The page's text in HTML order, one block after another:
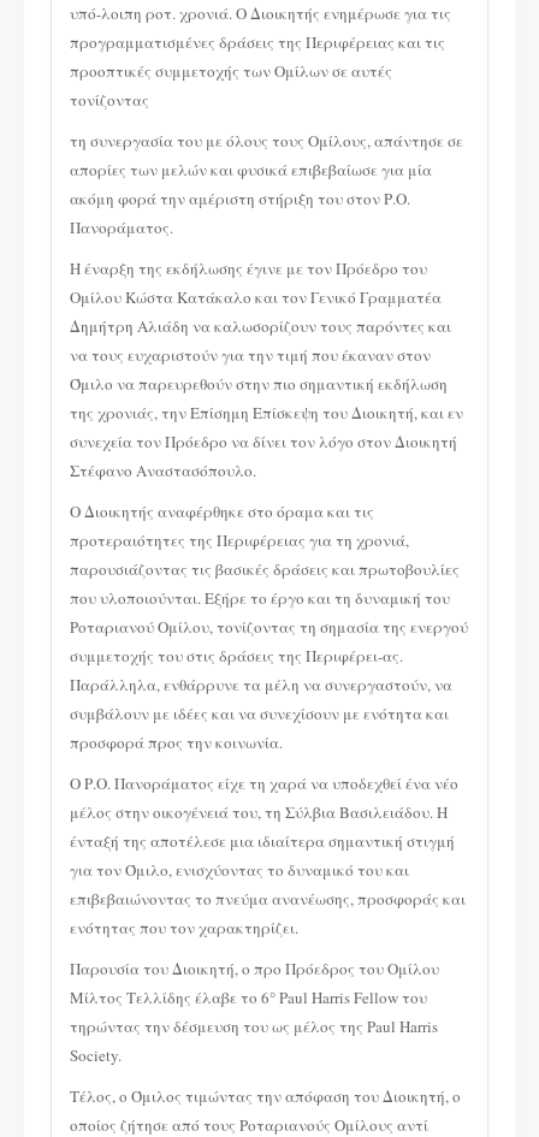
υπό-λοιπη ροτ. χρονιά. Ο Διοικητής ενημέρωσε για τις
προγραμματισμένες δράσεις της Περιφέρειας και τις
προοπτικές συμμετοχής των Ομίλων σε αυτές
τονίζοντας
τη συνεργασία του με όλους τους Ομίλους, απάντησε σε
απορίες των μελών και φυσικά επιβεβαίωσε για μία
ακόμη φορά την αμέριστη στήριξη του στον Ρ.Ο.
Πανοράματος.
Η έναρξη της εκδήλωσης έγινε με τον Πρόεδρο του
Ομίλου Κώστα Κατάκαλο και τον Γενικό Γραμματέα
Δημήτρη Αλιάδη να καλωσορίζουν τους παρόντες και
να τους ευχαριστούν για την τιμή που έκαναν στον
Όμιλο να παρευρεθούν στην πιο σημαντική εκδήλωση
της χρονιάς, την Επίσημη Επίσκεψη του Διοικητή, και εν
συνεχεία τον Πρόεδρο να δίνει τον λόγο στον Διοικητή
Στέφανο Αναστασόπουλο.
Ο Διοικητής αναφέρθηκε στο όραμα και τις
προτεραιότητες της Περιφέρειας για τη χρονιά,
παρουσιάζοντας τις βασικές δράσεις και πρωτοβουλίες
που υλοποιούνται. Εξήρε το έργο και τη δυναμική του
Ροταριανού Ομίλου, τονίζοντας τη σημασία της ενεργού
συμμετοχής του στις δράσεις της Περιφέρει-ας.
Παράλληλα, ενθάρρυνε τα μέλη να συνεργαστούν, να
συμβάλουν με ιδέες και να συνεχίσουν με ενότητα και
προσφορά προς την κοινωνία.
Ο Ρ.Ο. Πανοράματος είχε τη χαρά να υποδεχθεί ένα νέο
μέλος στην οικογένειά του, τη Σύλβια Βασιλειάδου. Η
ένταξή της αποτέλεσε μια ιδιαίτερα σημαντική στιγμή
για τον Όμιλο, ενισχύοντας το δυναμικό του και
επιβεβαιώνοντας το πνεύμα ανανέωσης, προσφοράς και
ενότητας που τον χαρακτηρίζει.
Παρουσία του Διοικητή, ο προ Πρόεδρος του Ομίλου
Μίλτος Τελλίδης έλαβε το 6° Paul Harris Fellow του
τηρώντας την δέσμευση του ως μέλος της Paul Harris
Society.
Τέλος, ο Όμιλος τιμώντας την απόφαση του Διοικητή, ο
οποίος ζήτησε από τους Ροταριανούς Ομίλους αντί